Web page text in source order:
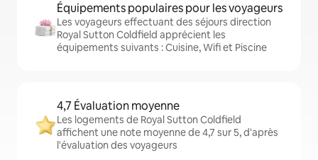
Équipements populaires pour les voyageurs
Les voyageurs effectuant des séjours direction
Royal Sutton Coldfield apprécient les
équipements suivants : Cuisine, Wifi et Piscine
4,7 Évaluation moyenne
Les logements de Royal Sutton Coldfield
affichent une note moyenne de 4,7 sur 5, d'après
l'évaluation des voyageurs